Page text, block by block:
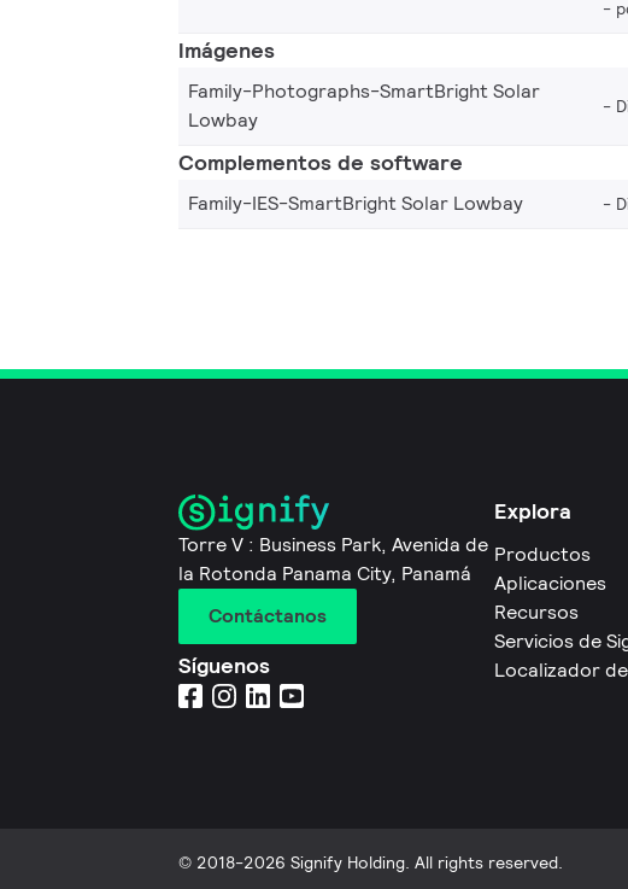
Imágenes
Family-Photographs-SmartBright Solar
Lowbay
Complementos de software
Family-IES-SmartBright Solar Lowbay
Torre V : Business Park, Avenida de
la Rotonda Panama City, Panamá
Contáctanos
Síguenos
Explora
Productos
Aplicaciones
Recursos
Servicios de
Localizador
© 2018-2026 Signify Holding. All rights reserved.